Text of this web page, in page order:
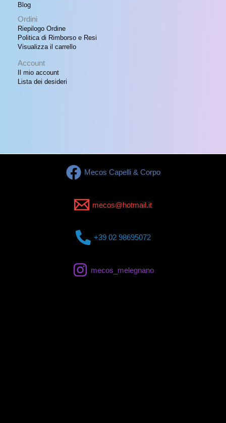
Blog
Ordini
Riepilogo Ordine
Politica di Rimborso e Resi
Visualizza il carrello
Account
Il mio account
Lista dei desideri
Mecos Capelli & Corpo
mecos@hotmail.it
+39 02 98695072
mecos_melegnano